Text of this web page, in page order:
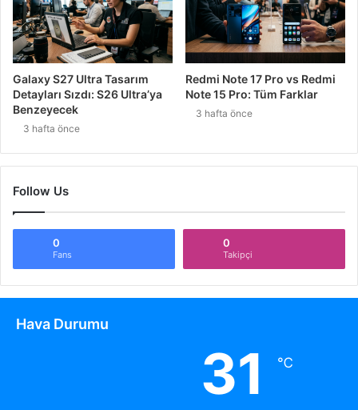
Galaxy S27 Ultra Tasarım
Detayları Sızdı: S26 Ultra’ya
Benzeyecek
3 hafta önce
Redmi Note 17 Pro vs Redmi
Note 15 Pro: Tüm Farklar
3 hafta önce
Follow Us
0
Fans
0
Takipçi
Hava Durumu
31 ℃